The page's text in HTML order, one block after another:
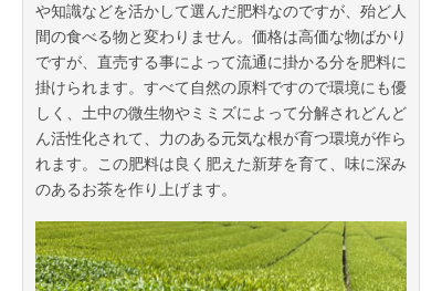
や知識などを活かして選んだ肥料なのですが、殆ど人
間の食べる物と変わりません。価格は高価な物ばかり
ですが、直売する事によって流通に掛かる分を肥料に
掛けられます。すべて自然の原料ですので環境にも優
しく、土中の微生物やミミズによって分解されどんど
ん活性化されて、力のある元気な根が育つ環境が作ら
れます。この肥料は良く肥えた新芽を育て、味に深み
のあるお茶を作り上げます。